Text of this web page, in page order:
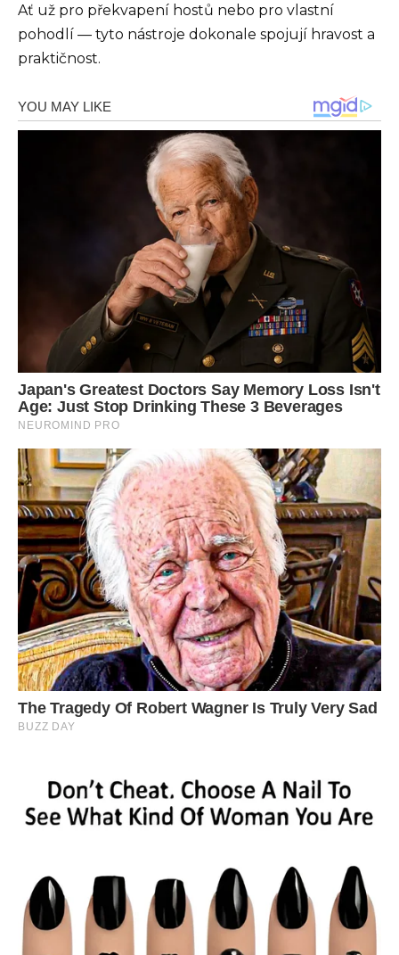
Ať už pro překvapení hostů nebo pro vlastní
pohodlí — tyto nástroje dokonale spojují hravost a
praktičnost.